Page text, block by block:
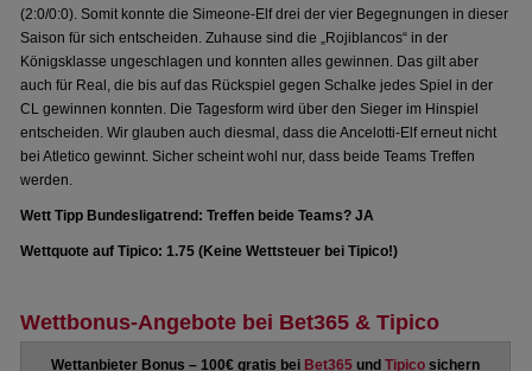
(2:0/0:0). Somit konnte die Simeone-Elf drei der vier Begegnungen in dieser
Saison für sich entscheiden. Zuhause sind die „Rojiblancos“ in der
Königsklasse ungeschlagen und konnten alles gewinnen. Das gilt aber
auch für Real, die bis auf das Rückspiel gegen Schalke jedes Spiel in der
CL gewinnen konnten. Die Tagesform wird über den Sieger im Hinspiel
entscheiden. Wir glauben auch diesmal, dass die Ancelotti-Elf erneut nicht
bei Atletico gewinnt. Sicher scheint wohl nur, dass beide Teams Treffen
werden.
Wett Tipp Bundesligatrend: Treffen beide Teams? JA
Wettquote auf Tipico: 1.75 (Keine Wettsteuer bei Tipico!)
Wettbonus-Angebote bei Bet365 & Tipico
Wettanbieter Bonus – 100€ gratis bei Bet365 undTipico sichern